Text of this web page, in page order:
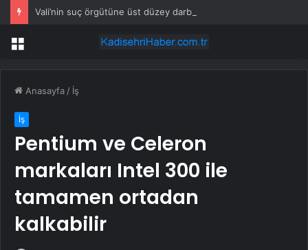
Vali’nin suç örgütüne üst düzey darbe
Menü
Anasayfa / İş
İş
Pentium ve Celeron
markaları Intel 300 ile
tamamen ortadan
kalkabilir